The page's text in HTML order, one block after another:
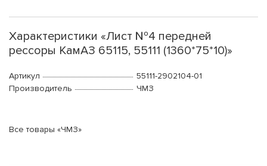
Характеристики «Лист №4 передней
рессоры КамАЗ 65115, 55111 (1360*75*10)»
Артикул
55111-2902104-01
Производитель
ЧМЗ
Все товары «ЧМЗ»